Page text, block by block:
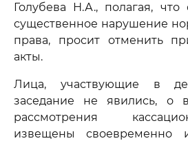
Голубева Н.А., полагая,
существенное нарушение
права, просит отменить
акты.
Лица, участвующие в
заседание не явились, о
рассмотрения
извещены своевременно